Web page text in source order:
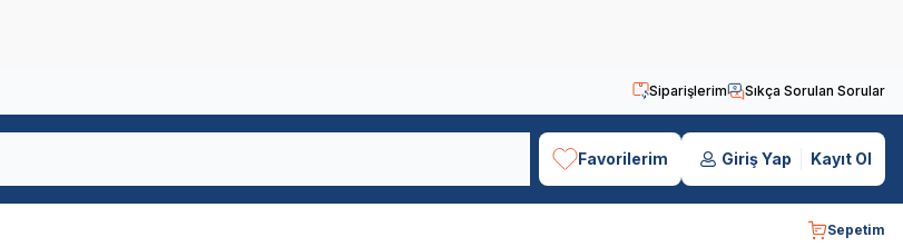
Siparişlerim Sıkça Sorulan Sorular
Favorilerim Giriş Yap Kayıt Ol
Sepetim